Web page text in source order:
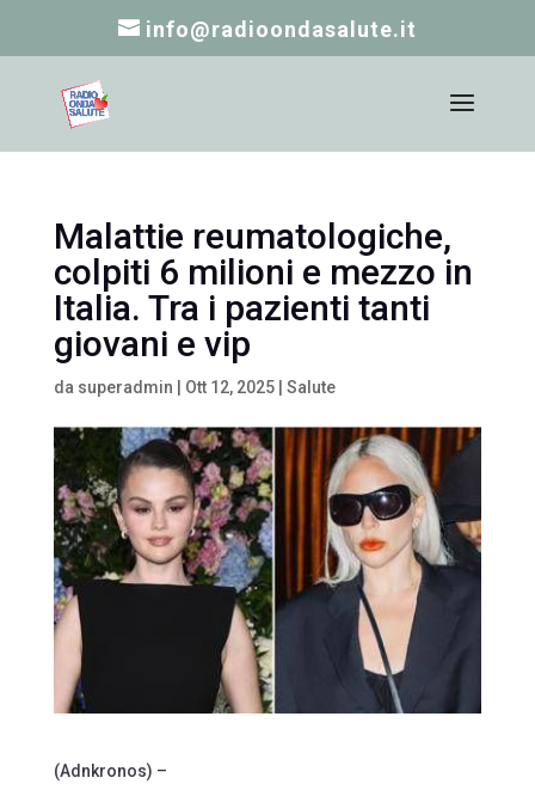
info@radioondasalute.it
Malattie reumatologiche,
colpiti 6 milioni e mezzo in
Italia. Tra i pazienti tanti
giovani e vip
da superadmin Ott 12, 2025| Salute
(Adnkronos) –